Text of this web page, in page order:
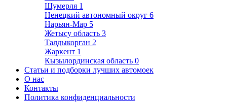
Шумерля 1
Ненецкий автономный округ 6
Нарьян-Мар 5
Жетысу область 3
Талдыкорган 2
Жаркент 1
Кызылординская область 0
Статьи и подборки лучших автомоек
О нас
Контакты
Политика конфиденциальности